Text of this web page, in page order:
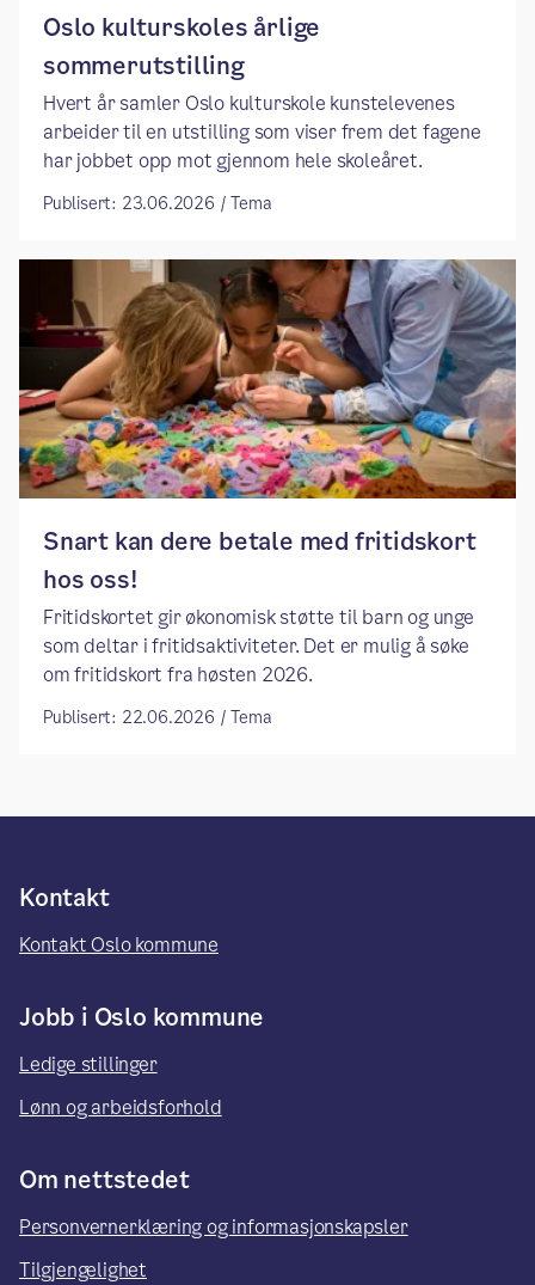
Oslo kulturskoles årlige
sommerutstilling
Hvert år samler Oslo kulturskole kunstelevenes
arbeider til en utstilling som viser frem det fagene
har jobbet opp mot gjennom hele skoleåret.
Publisert: 23.06.2026 / Tema
Snart kan dere betale med fritidskort
hos oss!
Fritidskortet gir økonomisk støtte til barn og unge
som deltar i fritidsaktiviteter. Det er mulig å søke
om fritidskort fra høsten 2026.
Publisert: 22.06.2026 / Tema
Kontakt
Kontakt Oslo kommune
Jobb i Oslo kommune
Ledige stillinger
Lønn og arbeidsforhold
Om nettstedet
Personvernerklæring og informasjonskapsler
Tilgjengelighet